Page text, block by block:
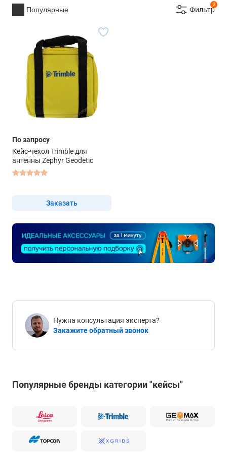
Популярные
2
Фильтр
По запросу
Кейс-чехол Trimble для
антенны Zephyr Geodetic
Заказать
Нужна консультация эксперта?
Закажите обратный звонок
Популярные бренды категории "кейсы"